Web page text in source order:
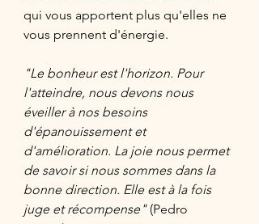
qui vous apportent plus qu'elles ne
vous prennent d'énergie.
"Le bonheur est l'horizon. Pour
l'atteindre, nous devons nous
éveiller à nos besoins
d'épanouissement et
d'amélioration. La joie nous permet
de savoir si nous sommes dans la
bonne direction. Elle est à la fois
juge et récompense" (Pedro